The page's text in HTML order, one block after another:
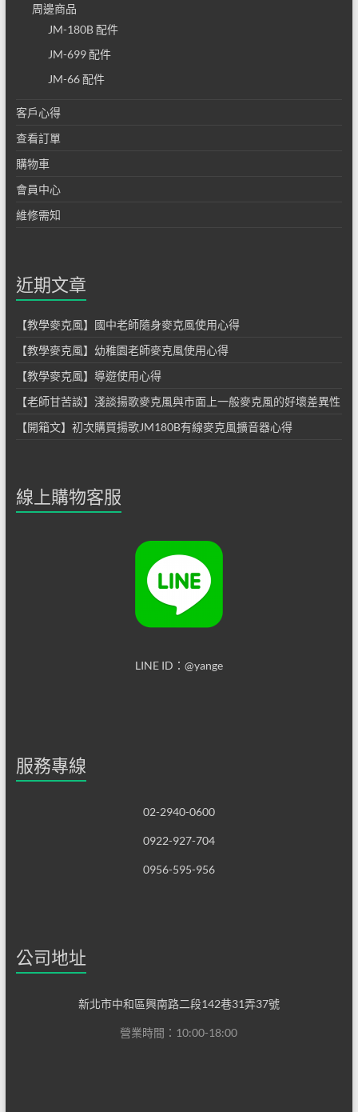
周邊商品
JM-180B 配件
JM-699 配件
JM-66 配件
客戶心得
查看訂單
購物車
會員中心
維修需知
近期文章
【教學麥克風】國中老師隨身麥克風使用心得
【教學麥克風】幼稚園老師麥克風使用心得
【教學麥克風】導遊使用心得
【老師甘苦談】淺談揚歌麥克風與市面上一般麥克風的好壞差異性
【開箱文】初次購買揚歌JM180B有線麥克風擴音器心得
線上購物客服
LINE ID：@yange
服務專線
02-2940-0600
0922-927-704
0956-595-956
公司地址
新北市中和區興南路二段142巷31弄37號
營業時間：10:00-18:00